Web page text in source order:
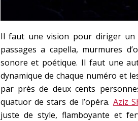
Il faut une vision pour diriger un
passages a capella, murmures
sonore et poétique. Il faut une
dynamique de chaque numéro et
par près de deux cents
quatuor de stars de l’opéra. Aziz
juste de style, flamboyante et